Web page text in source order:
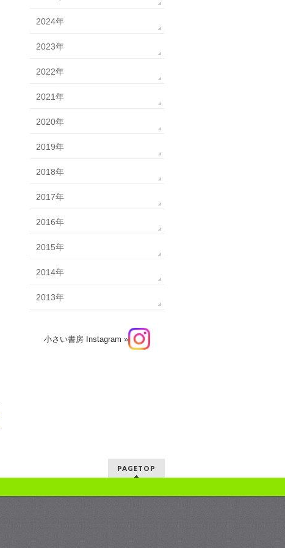
2024年
2023年
2022年
2021年
2020年
2019年
2018年
2017年
2016年
2015年
2014年
2013年
小さい書房 Instagram »
PAGETOP